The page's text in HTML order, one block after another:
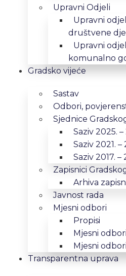
Upravni Odjeli
Upravni
društvene
Upravni
komunalno
Gradsko vijeće
Sastav
Odbori,
Sjednice
Saziv 2025.
Saziv 2021. –
Saziv 2017. –
Zapisnici
Arhiva
Javnost rada
Mjesni odbori
Propisi
Mjesni odbori
Mjesni
Transparentna uprava